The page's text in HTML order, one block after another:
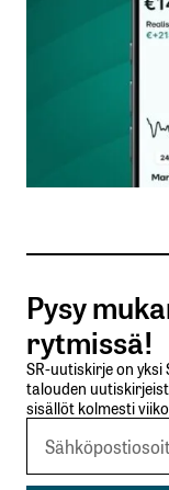
Nimesi tai
Tilaa
Lähetä
Pysy
rytmissä!
SR-uutiskirje on
talouden
sisällöt kolmesti